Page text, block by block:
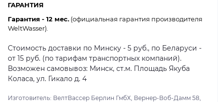
ГАРАНТИЯ
Гарантия - 12 мес. (официальная гарантия производителя
WeltWasser).
Стоимость доставки по Минску - 5 руб., по Беларуси -
от 15 руб. (по тарифам транспортных компаний).
Возможен самовывоз: Минск, ст.м. Площадь Якуба
Коласа, ул. Гикало д. 4
Изготовитель: ВелтВассер Берлин ГмбХ, Вернер-Воб-Дамм 58,